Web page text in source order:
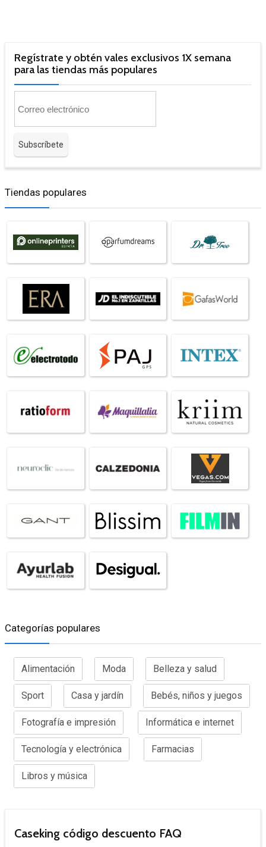
Regístrate y obtén vales exclusivos 1X semana
para las tiendas más populares
Tiendas populares
Categorías populares
Alimentación Moda Belleza y salud
Sport Casa y jardín Bebés, niños y juegos
Fotografía e impresión Informática e internet
Tecnología y electrónica Farmacias
Libros y música
Caseking código descuento FAQ